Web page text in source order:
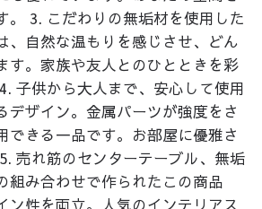
。 3. こだわりの無垢材を使用した
、自然な温もりを感じさせ、どん
す。家族や友人とのひとときを彩
子供から大人まで、安心して使用
デザイン。金属パーツが強度をさ
できる一品です。お部屋に優雅さ
売れ筋のセンターテーブル、無垢
組み合わせで作られたこの商品
ン性を両立。人気のインテリアス